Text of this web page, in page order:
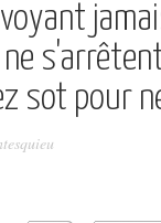
sot pour